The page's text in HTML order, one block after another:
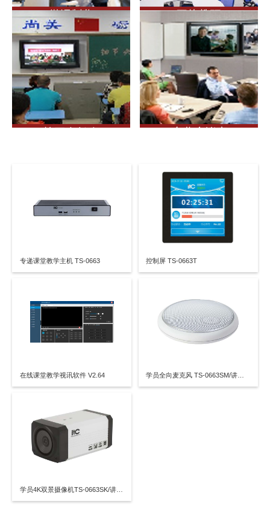
专递课堂教学主机 TS-0663 控制屏 TS-0663T
在线课堂教学视讯软件 V2.64 学员全向麦克风 TS-0663SM/讲师全向麦克风 TS-0663TM
学员4K双景摄像机TS-0663SK/讲师4K双景摄像机 TS-0663TK